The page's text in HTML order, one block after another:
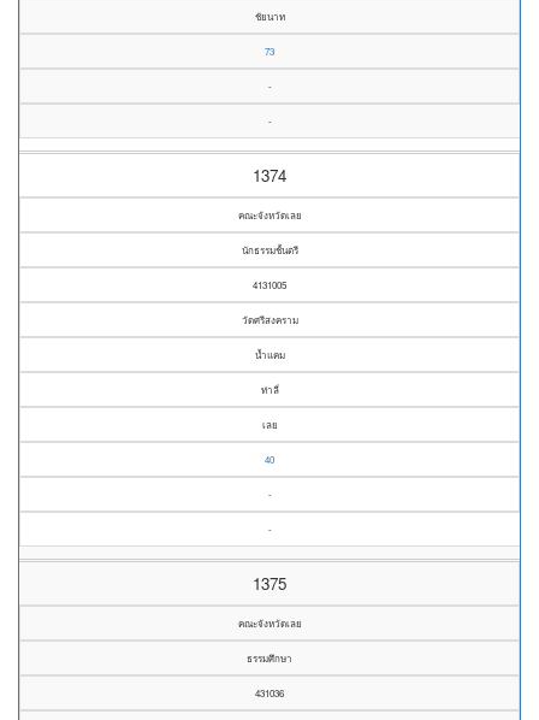
ชัยนาท
73
-
-
1374
คณะจังหวัดเลย
นักธรรมชั้นตรี
4131005
วัดศรีสงคราม
น้ำแคม
ท่าลี่
เลย
40
-
-
1375
คณะจังหวัดเลย
ธรรมศึกษา
431036